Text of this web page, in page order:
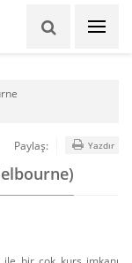
Paylaş: Yazdır